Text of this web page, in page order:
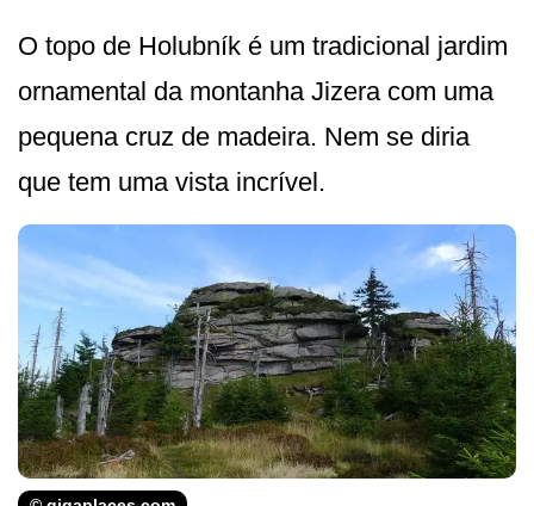
O topo de Holubník é um tradicional jardim
ornamental da montanha Jizera com uma
pequena cruz de madeira. Nem se diria
que tem uma vista incrível.